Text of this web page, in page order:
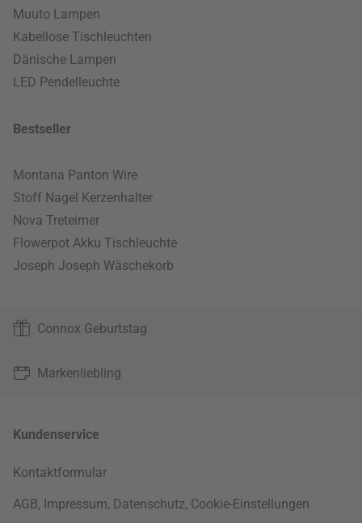
Muuto Lampen
Kabellose Tischleuchten
Dänische Lampen
LED Pendelleuchte
Bestseller
Montana Panton Wire
Stoff Nagel Kerzenhalter
Nova Treteimer
Flowerpot Akku Tischleuchte
Joseph Joseph Wäschekorb
Connox Geburtstag
Markenliebling
Kundenservice
Kontaktformular
AGB, Impressum, Datenschutz, Cookie-Einstellungen